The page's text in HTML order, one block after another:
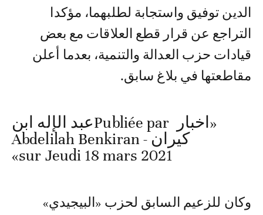
الدين توفيق واستجابة لطلبهما، مؤكدا
التراجع عن قرار قطع العلاقات مع بعض
قيادات حزب العدالة والتنمية، بعدما أعلن
مقاطعتها في بلاغ سابق.
«اخبار Publiée par ‎عبد الإله ابن
كيران - Abdelilah Benkiran‎
sur Jeudi 18 mars 2021»
وكان للزعيم السابق لحزب «البيجيدي»